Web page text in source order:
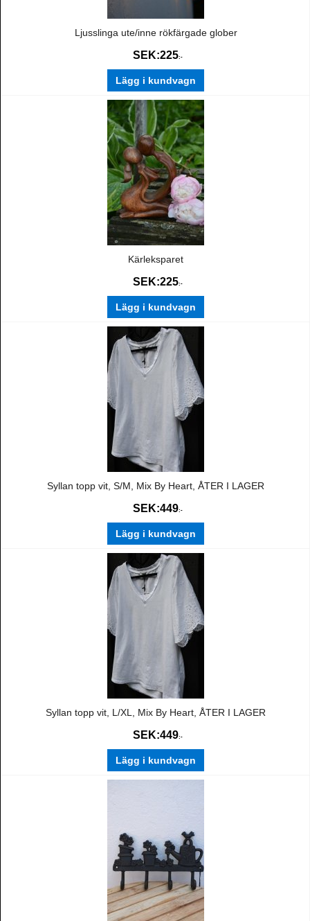
Ljusslinga ute/inne rökfärgade glober
SEK:225:-
Lägg i kundvagn
Kärleksparet
SEK:225:-
Lägg i kundvagn
Syllan topp vit, S/M, Mix By Heart, ÅTER I LAGER
SEK:449:-
Lägg i kundvagn
Syllan topp vit, L/XL, Mix By Heart, ÅTER I LAGER
SEK:449:-
Lägg i kundvagn